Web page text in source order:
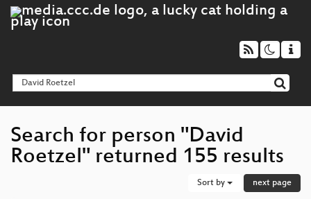
Search for person "David
Roetzel" returned 155 results
Sort by next page